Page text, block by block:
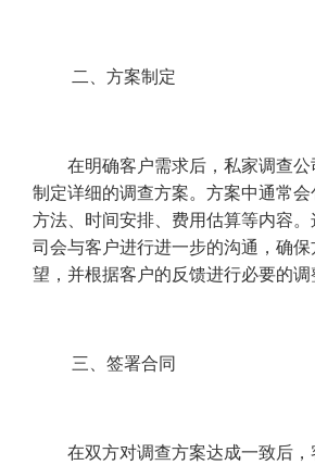
二、方案制定
在明确客户需求后，私家调查
制定详细的调查方案。方案中通常会
方法、时间安排、费用估算等内容
司会与客户进行进一步的沟通，确
望，并根据客户的反馈进行必要的调
三、签署合同
在双方对调查方案达成一致后